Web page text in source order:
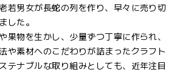
若男女が長蛇の列を作り、早々に売り切
した。
果物を生かし、少量ずつ丁寧に作られ、
や素材へのこだわりが詰まったクラフト
テナブルな取り組みとしても、近年注目